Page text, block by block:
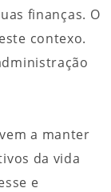
finanças. O
contexo.
a manter
da vida
e